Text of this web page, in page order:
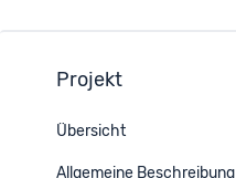
Projekt
Übersicht
Allgemeine Beschreibung